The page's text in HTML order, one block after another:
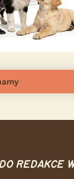
REDAKCE